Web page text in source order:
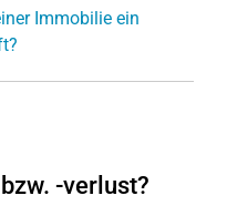
Immobilie ein
-verlust?